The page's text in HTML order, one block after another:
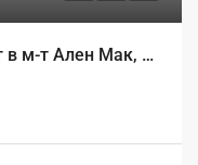
Продава двустаен апартамент в м-т Ален Мак, гр. Варна